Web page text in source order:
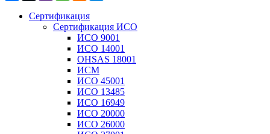
Сертификация
Сертификация ИСО
ИСО 9001
ИСО 14001
OHSAS 18001
ИСМ
ИСО 45001
ИСО 13485
ИСО 16949
ИСО 20000
ИСО 26000